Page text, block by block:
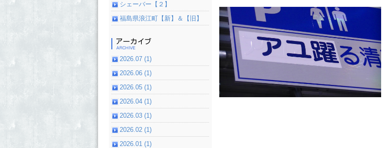
シェーバー【２】
福島県浪江町【新】＆【旧】
2026.07 (1)
2026.06 (1)
2026.05 (1)
2026.04 (1)
2026.03 (1)
2026.02 (1)
2026.01 (1)